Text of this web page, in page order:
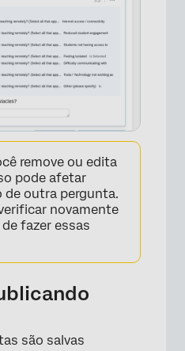
remove ou edita
pode afetar
de outra pergunta.
novamente
fazer essas
são salvas